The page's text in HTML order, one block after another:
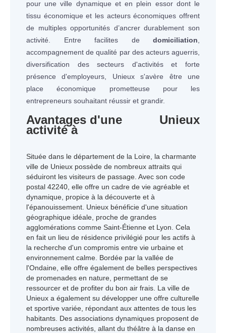
pour une ville dynamique et en plein essor dont le
tissu économique et les acteurs économiques offrent
de multiples opportunités d’ancrer durablement son
activité. Entre facilites de domiciliation
accompagnement de qualité par des acteurs aguerris,
diversification des secteurs d'activités et forte
présence d'employeurs, Unieux s'avère être une
place économique prometteuse pour les
entrepreneurs souhaitant réussir et grandir.
Avantages d'une
activité à
Unieux
Située dans le département de la Loire, la charmante
ville de Unieux possède de nombreux attraits qui
séduiront les visiteurs de passage. Avec son code
postal 42240, elle offre un cadre de vie agréable et
dynamique, propice à la découverte et à
l'épanouissement. Unieux bénéficie d'une situation
géographique idéale, proche de grandes
agglomérations comme Saint-Étienne et Lyon. Cela
en fait un lieu de résidence privilégié pour les actifs à
la recherche d'un compromis entre vie urbaine et
environnement calme. Bordée par la vallée de
l'Ondaine, elle offre également de belles perspectives
de promenades en nature, permettant de se
ressourcer et de profiter du bon air frais. La ville de
Unieux a également su développer une offre culturelle
et sportive variée, répondant aux attentes de tous les
habitants. Des associations dynamiques proposent de
nombreuses activités, allant du théâtre à la danse en